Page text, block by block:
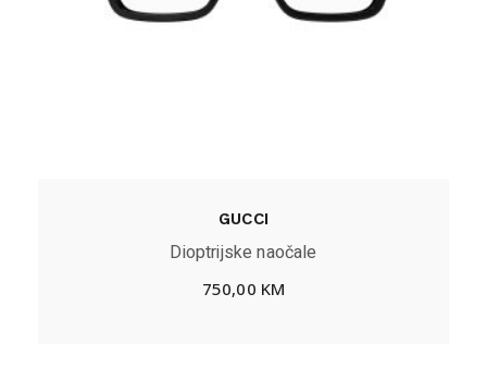
GUCCI
Dioptrijske naočale
750,00 KM